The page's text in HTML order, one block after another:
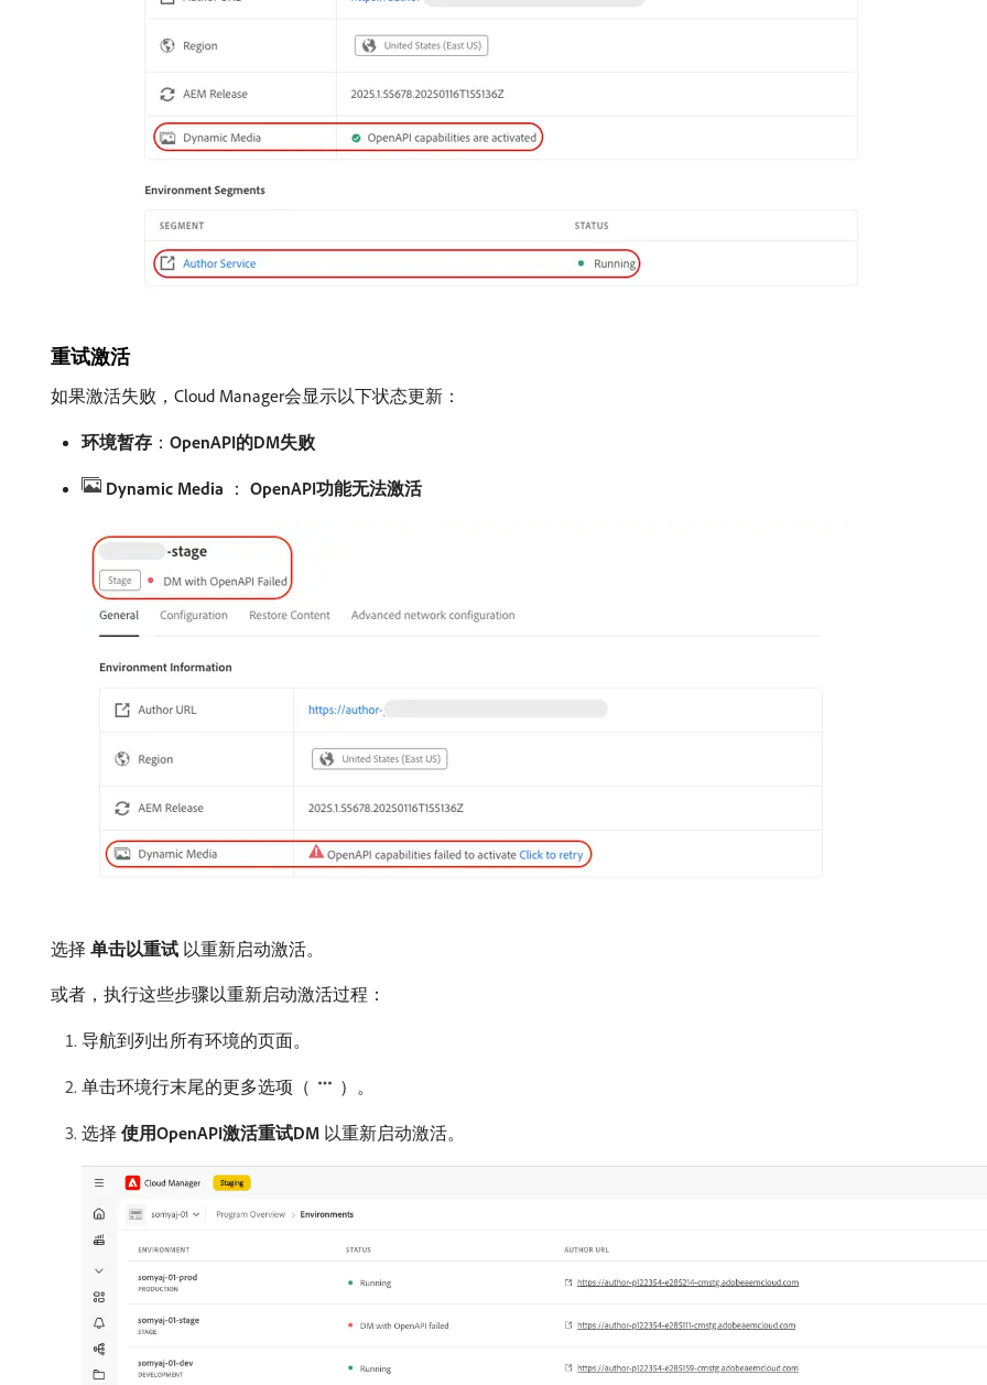
重试激活
如果激活失败，Cloud Manager会显示以下状态更新：
环境暂存 ： OpenAPI的DM失败
Dynamic Media ​ ： ​ OpenAPI功能无法激活​
选择​ 单击以重试 ​以重新启动激活。
或者，执行这些步骤以重新启动激活过程：
导航到列出所有环境的页面。
单击环境行末尾的更多选项（ ）。
选择​ 使用OpenAPI激活重试DM ​以重新启动激活。